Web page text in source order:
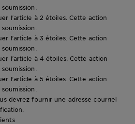
l'article à 2 étoiles. Cette action
l'article à 3 étoiles. Cette action
l'article à 4 étoiles. Cette action
l'article à 5 étoiles. Cette action
devrez fournir une adresse courriel